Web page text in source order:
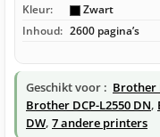
Kleur: Zwart
Inhoud: 2600 pagina’s
Geschikt voor : Brother
Brother DCP-L2550 DN,
DW, 7 andere printers